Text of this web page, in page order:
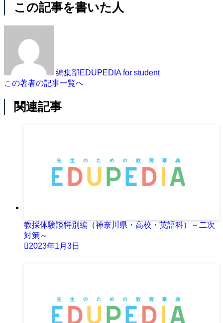
この記事を書いた人
編集部EDUPEDIA for student
この著者の記事一覧へ
関連記事
教採体験談特別編（神奈川県・高校・英語科）～二次
対策～
2023年1月3日